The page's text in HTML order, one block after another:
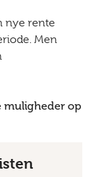
nye rente
Men
muligheder op